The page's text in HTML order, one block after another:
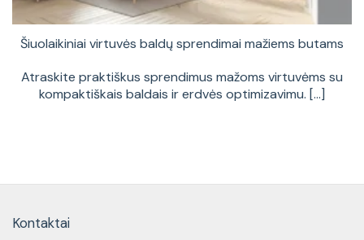
Šiuolaikiniai virtuvės baldų sprendimai mažiems butams
Atraskite praktiškus sprendimus mažoms virtuvėms su
kompaktiškais baldais ir erdvės optimizavimu. [...]
Kontaktai